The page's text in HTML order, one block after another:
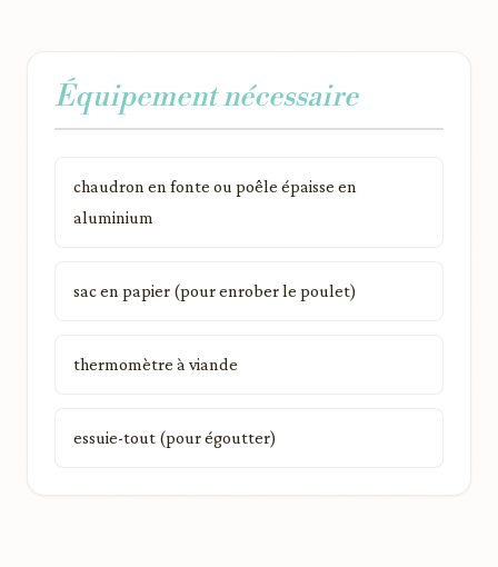
Équipement nécessaire
chaudron en fonte ou poêle épaisse en
aluminium
sac en papier (pour enrober le poulet)
thermomètre à viande
essuie-tout (pour égoutter)